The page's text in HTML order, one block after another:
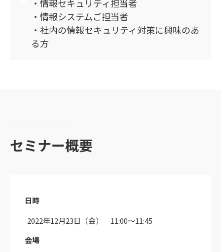
・情報セキュリティ担当者
・情報システムご担当者
・社内の情報セキュリティ対策に興味のあ
る方
セミナー概要
日時
2022年12月23日（金） 11:00〜11:45
会場